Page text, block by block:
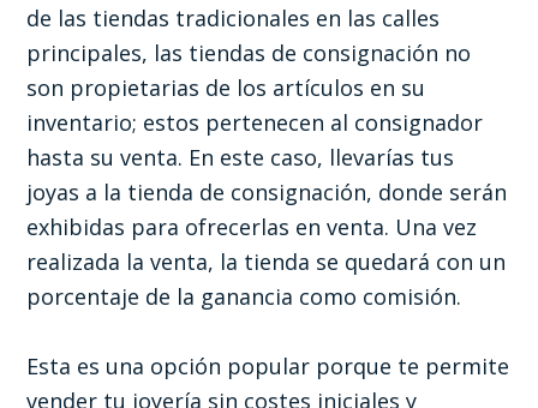
de las tiendas tradicionales en las calles
principales, las tiendas de consignación no
son propietarias de los artículos en su
inventario; estos pertenecen al consignador
hasta su venta. En este caso, llevarías tus
joyas a la tienda de consignación, donde serán
exhibidas para ofrecerlas en venta. Una vez
realizada la venta, la tienda se quedará con un
porcentaje de la ganancia como comisión.
Esta es una opción popular porque te permite
vender tu joyería sin costes iniciales y